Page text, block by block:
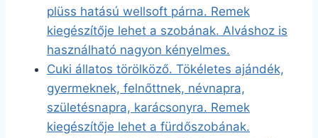
plüss hatású wellsoft párna. Remek
kiegészítője lehet a szobának. Alváshoz is
használható nagyon kényelmes.
Cuki állatos törölköző. Tökéletes ajándék,
gyermeknek, felnőttnek, névnapra,
születésnapra, karácsonyra. Remek
kiegészítője lehet a fürdőszobának.